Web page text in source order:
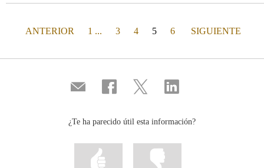
PÁGINA
ANTERIOR 1 ... 3 4 5 (actual)
6 PÁGINA
SIGUIENTE
Compartir
por
Compartir
en
Compartir
en
Compartir
en
¿Te ha parecido útil esta información?
Marcar